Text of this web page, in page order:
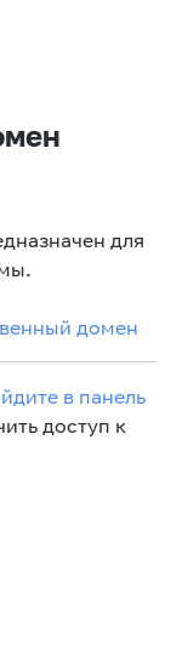
для
домен
в панель
доступ к